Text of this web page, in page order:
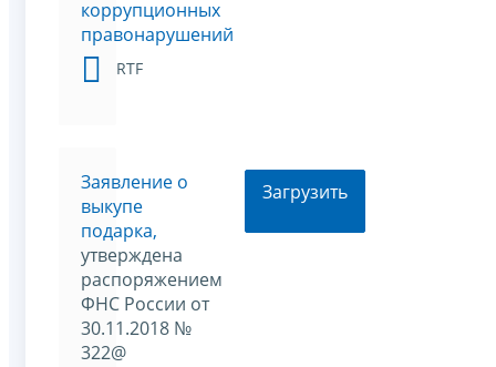
коррупционных
правонарушений
RTF
Заявление о
выкупе
подарка,
утверждена
распоряжением
ФНС России от
30.11.2018 №
322@
Загрузить